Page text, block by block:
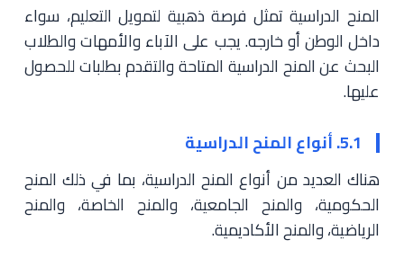
المنح الدراسية تمثل فرصة ذهبية لتمويل التعليم، سواء
داخل الوطن أو خارجه. يجب على الآباء والأمهات والطلاب
البحث عن المنح الدراسية المتاحة والتقدم بطلبات للحصول
عليها.
5.1. أنواع المنح الدراسية
هناك العديد من أنواع المنح الدراسية، بما في ذلك المنح
الحكومية، والمنح الجامعية، والمنح الخاصة، والمنح
الرياضية، والمنح الأكاديمية.